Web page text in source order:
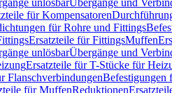
unlösbarÜbergänge und
für Kompensatoren
für Rohre und Fittings
Ersatzteile für FittingsMuffen
unlösbarÜbergänge und
Ersatzteile für T-Stücke für
FlanschverbindungenBefestigungen
für MuffenReduktionen